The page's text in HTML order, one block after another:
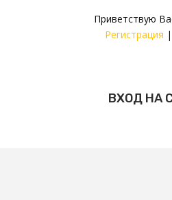
Приветствую
Регистрация |
ВХОД НА